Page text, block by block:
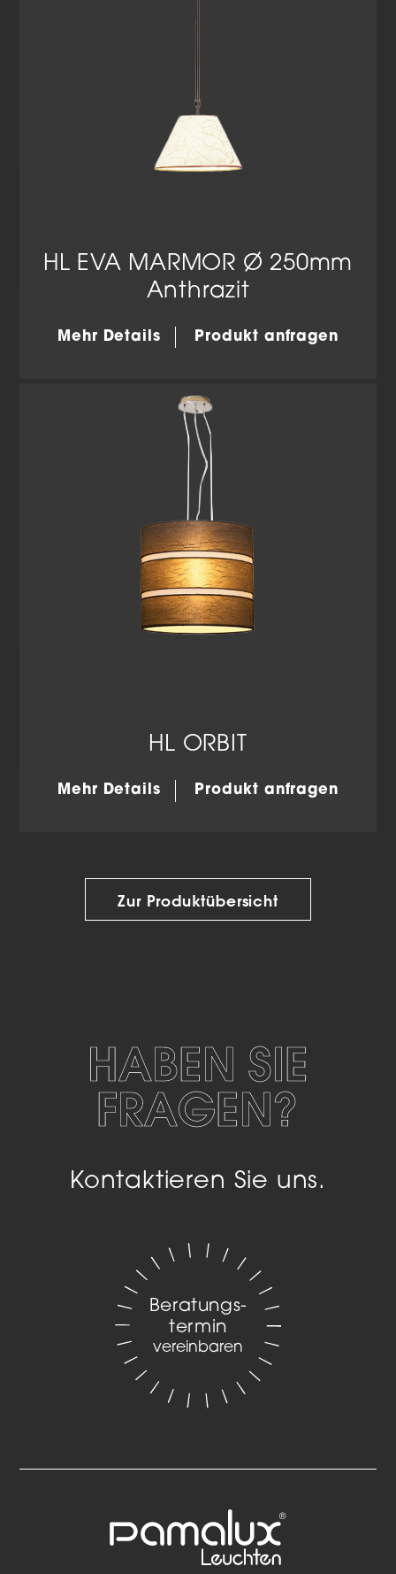
HL EVA MARMOR Ø 250mm
Anthrazit
Mehr Details Produkt anfragen
HL ORBIT
Mehr Details Produkt anfragen
Zur Produktübersicht
HABEN SIE
FRAGEN?
Kontaktieren Sie uns.
Beratungs­
termin
vereinbaren